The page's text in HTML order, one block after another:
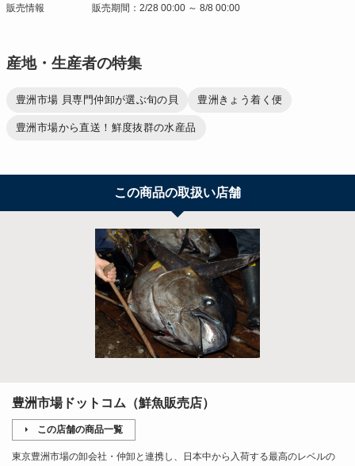
販売情報 販売期間：2/28 00:00 ～ 8/8 00:00
産地・生産者の特集
豊洲市場 貝専門仲卸が選ぶ旬の貝 豊洲きょう着く便
豊洲市場から直送！鮮度抜群の水産品
この商品の取扱い店舗
豊洲市場ドットコム（鮮魚販売店）
この店舗の商品一覧
東京豊洲市場の卸会社・仲卸と連携し、日本中から入荷する最高のレベルの